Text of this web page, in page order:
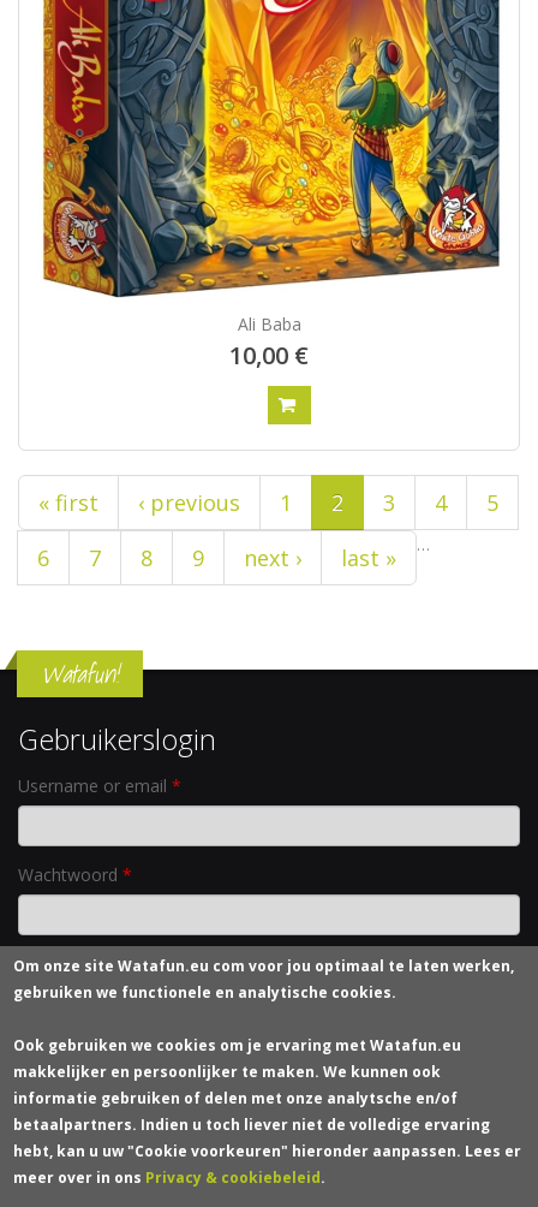
Ali Baba
10,00 €
Pagina's
« first ‹ previous 1 2 3 4
5
6
7 8 9 …
next › last »
Watafun!
Gebruikerslogin
Username or email *
Wachtwoord *
Nieuw wachtwoord aanvragen
Contacteer ons
Wie zijn we?
Verzendkosten
Bestelling en Levering
Betaling
Om onze siteWatafun.eu com voor jou optimaal te laten werken,
gebruiken we functionele en analytische cookies.
Ook gebruiken we cookies om je ervaring met Watafun.eu
makkelijker en persoonlijker te maken. We kunnen ook
informatie gebruiken of delen met onze analytsche en/of
betaalpartners. Indien u toch liever niet de volledige ervaring
hebt, kan u uw "Cookie voorkeuren" hieronder aanpassen. Lees er
meer over in ons Privacy & cookiebeleid.